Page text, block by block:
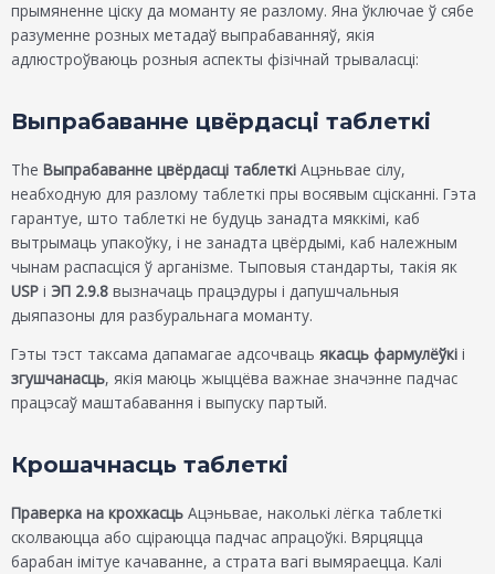
прымяненне ціску да моманту яе разлому. Яна ўключае ў сябе
разуменне розных метадаў выпрабаванняў, якія
адлюстроўваюць розныя аспекты фізічнай трываласці:
Выпрабаванне цвёрдасці таблеткі
The Выпрабаванне цвёрдасці таблеткі Ацэньвае сілу,
неабходную для разлому таблеткі пры восявым сцісканні. Гэта
гарантуе, што таблеткі не будуць занадта мяккімі, каб
вытрымаць упакоўку, і не занадта цвёрдымі, каб належным
чынам распасціся ў арганізме. Тыповыя стандарты, такія як
USP і ЭП 2.9.8 вызначаць працэдуры і дапушчальныя
дыяпазоны для разбуральнага моманту.
Гэты тэст таксама дапамагае адсочваць якасць фармулёўкі і
згушчанасць, якія маюць жыццёва важнае значэнне падчас
працэсаў маштабавання і выпуску партый.
Крошачнасць таблеткі
Праверка на крохкасць Ацэньвае, наколькі лёгка таблеткі
сколваюцца або сціраюцца падчас апрацоўкі. Вярцяцца
барабан імітуе качаванне, а страта вагі вымяраецца. Калі